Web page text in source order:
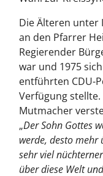
Die Älteren unter
an den Pfarrer
Regierender
war und 1975
entführten CDU-
Verfügung
Mutmacher
„Der Sohn Gottes
werde, desto mehr
sehr viel
über diese Welt